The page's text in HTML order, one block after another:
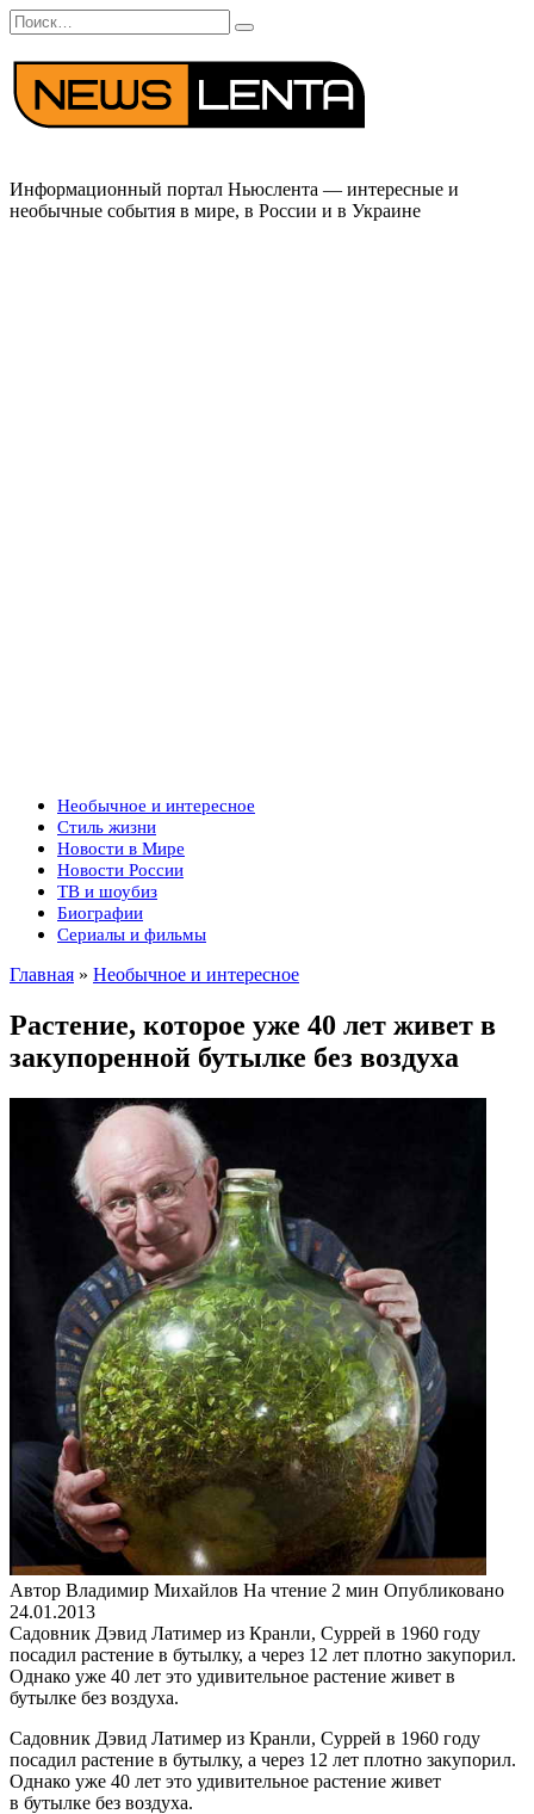
Перейти
к
содержанию
Search
for:
Информационный портал Ньюслента — интересные и
необычные события в мире, в России и в Украине
Необычное и интересное
Стиль жизни
Новости в Мире
Новости России
ТВ и шоубиз
Биографии
Сериалы и фильмы
Главная » Необычное и интересное
Растение, которое уже 40 лет живет в
закупоренной бутылке без воздуха
Автор Владимир Михайлов На чтение 2 мин Опубликовано
24.01.2013
Садовник Дэвид Латимер из Кранли, Суррей в 1960 году
посадил растение в бутылку, а через 12 лет плотно закупорил.
Однако уже 40 лет это удивительное растение живет в
бутылке без воздуха.
Садовник Дэвид Латимер из Кранли, Суррей в 1960 году
посадил растение в бутылку, а через 12 лет плотно закупорил.
Однако уже 40 лет это удивительное растение живет
в бутылке без воздуха.